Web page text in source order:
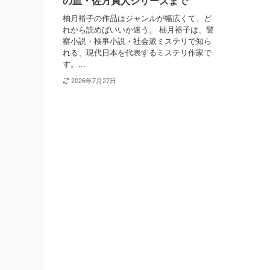
柚月裕子の作品はジャンルが幅広くて、ど
れから読めばいいか迷う。 柚月裕子は、警
察小説・検事小説・社会派ミステリで知ら
れる、現代日本を代表するミステリ作家で
す。...
2026年7月27日